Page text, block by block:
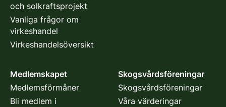
och solkraftsprojekt
Vanliga frågor om
virkeshandel
Virkeshandelsöversikt
Medlemskapet
Medlemsförmåner
Bli medlem i
Skogsvårdsföreningar
Skogsvårdsföreningar
Våra värderingar